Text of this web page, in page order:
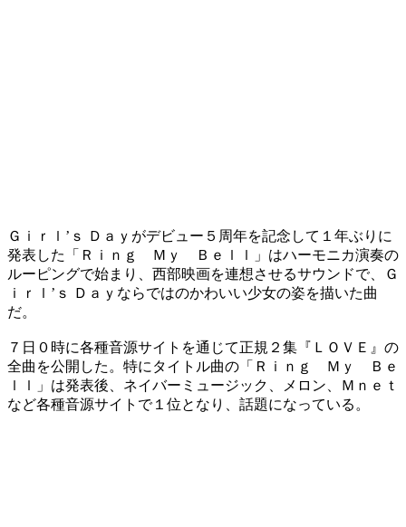
Ｇｉｒｌ’ｓ Ｄａｙがデビュー５周年を記念して１年ぶりに
発表した「Ｒｉｎｇ Ｍｙ Ｂｅｌｌ」はハーモニカ演奏の
ルーピングで始まり、西部映画を連想させるサウンドで、Ｇ
ｉｒｌ’ｓ Ｄａｙならではのかわいい少女の姿を描いた曲
だ。
７日０時に各種音源サイトを通じて正規２集『ＬＯＶＥ』の
全曲を公開した。特にタイトル曲の「Ｒｉｎｇ Ｍｙ Ｂｅ
ｌｌ」は発表後、ネイバーミュージック、メロン、Ｍｎｅｔ
など各種音源サイトで１位となり、話題になっている。